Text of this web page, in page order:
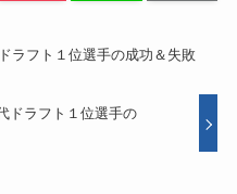
ラフト１位選手の成功＆失敗
ドラフト１位選手の